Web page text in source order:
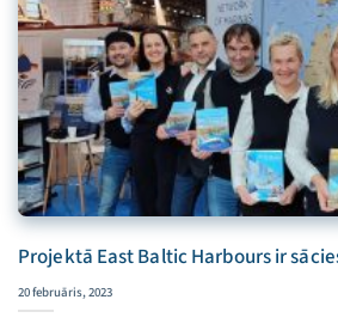
Projektā East Baltic Harbours ir
20 februāris, 2023